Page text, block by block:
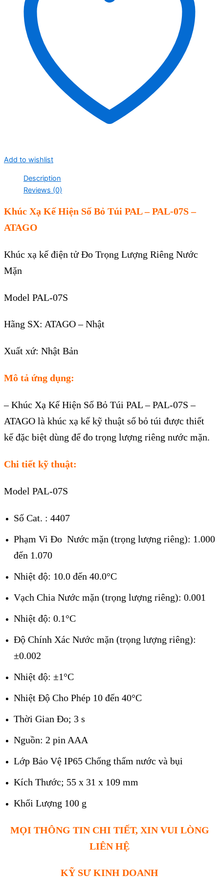
Add to wishlist
Description
Reviews (0)
Khúc Xạ Kế Hiện Số Bỏ Túi PAL – PAL-07S –
ATAGO
Khúc xạ kế điện tử Đo Trọng Lượng Riêng Nước
Mặn
Model PAL-07S
Hãng SX: ATAGO – Nhật
Xuất xứ: Nhật Bản
Mô tả ứng dụng:
–Khúc Xạ Kế Hiện Số Bỏ Túi PAL – PAL-07S –
ATAGO là khúc xạ kế kỹ thuật số bỏ túi được thiết
kế đặc biệt dùng để đo trọng lượng riêng nước mặn.
Chi tiết kỹ thuật:
Model PAL-07S
Số Cat. : 4407
Phạm Vi Đo Nước mặn (trọng lượng riêng): 1.000
đến 1.070
Nhiệt độ: 10.0 đến 40.0°C
Vạch Chia Nước mặn (trọng lượng riêng): 0.001
Nhiệt độ: 0.1°C
Độ Chính Xác Nước mặn (trọng lượng riêng):
±0.002
Nhiệt độ: ±1°C
Nhiệt Độ Cho Phép 10 đến 40°C
Thời Gian Đo; 3 s
Nguồn: 2 pin AAA
Lớp Bảo Vệ IP65 Chống thấm nước và bụi
Kích Thước; 55 x 31 x 109 mm
Khối Lượng 100 g
MỌI THÔNG TIN CHI TIẾT, XIN VUI LÒNG
LIÊN HỆ
KỸ SƯ KINH DOANH